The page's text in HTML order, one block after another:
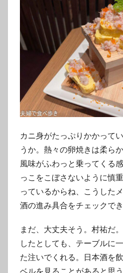
カニ身がたっぷりかかって
うか。熱々の卵焼きは柔ら
風味がふわっと乗ってくる
っこをこぼさないように慎
っているからね、こうした
酒の進み具合をチェックでき
まだ、大丈夫そう。村祐だ
したとしても、テーブルに
た注いでくれる。日本酒を
ベルを見ることがあると思う